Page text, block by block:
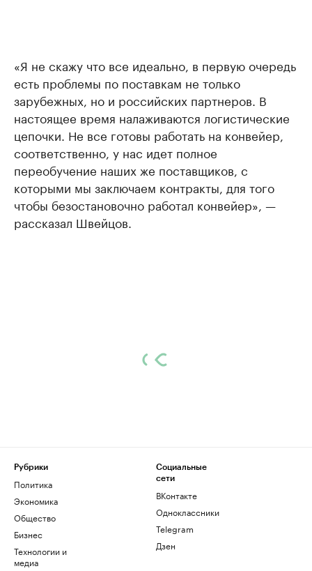
«Я не скажу что все идеально, в первую очередь
есть проблемы по поставкам не только
зарубежных, но и российских партнеров. В
настоящее время налаживаются логистические
цепочки. Не все готовы работать на конвейер,
соответственно, у нас идет полное
переобучение наших же поставщиков, с
которыми мы заключаем контракты, для того
чтобы безостановочно работал конвейер», —
рассказал Швейцов.
Рубрики
Политика
Экономика
Общество
Бизнес
Технологии и
медиа
Социальные
сети
ВКонтакте
Одноклассники
Telegram
Дзен